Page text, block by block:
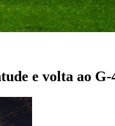
e volta ao G-